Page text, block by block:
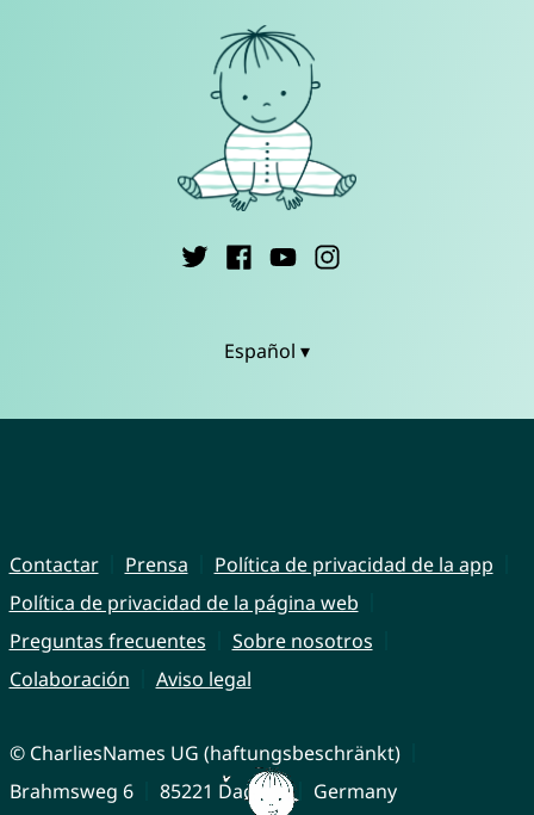
Español ▾
Contactar Prensa
Política de privacidad de la app
Política de privacidad de la página web
Preguntas frecuentes
Sobre nosotros
Colaboración
Aviso legal
© CharliesNames UG (haftungsbeschränkt)
Brahmsweg 6
85221 Dachau Germany